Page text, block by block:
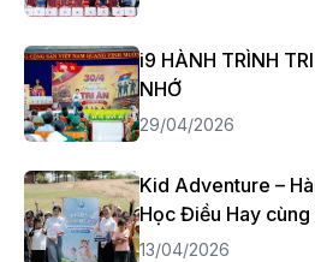
i9 HÀNH TRÌNH
NHỚ
29/04/2026
Kid Adventure –
Học Điều Hay
13/04/2026